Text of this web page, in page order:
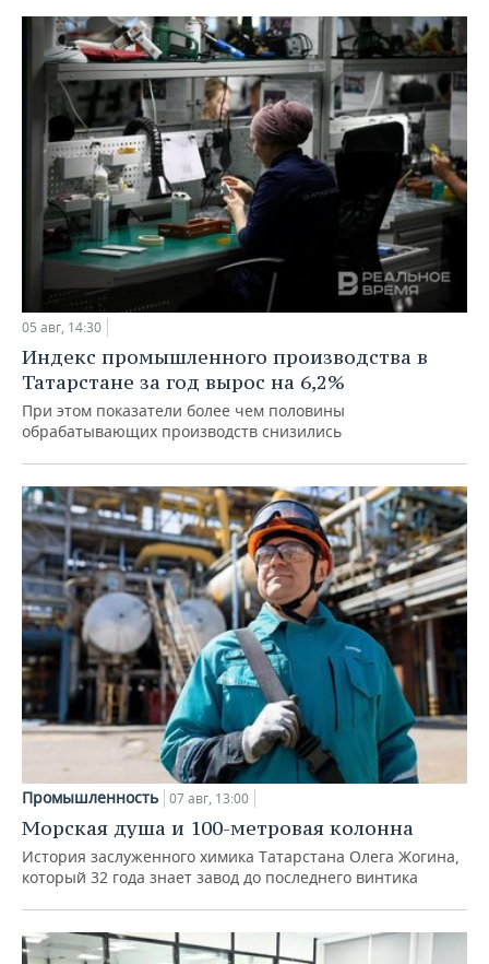
05 авг, 14:30
Индекс промышленного производства в
Татарстане за год вырос на 6,2%
При этом показатели более чем половины
обрабатывающих производств снизились
Промышленность 07 авг, 13:00
Морская душа и 100-метровая колонна
История заслуженного химика Татарстана Олега Жогина,
который 32 года знает завод до последнего винтика